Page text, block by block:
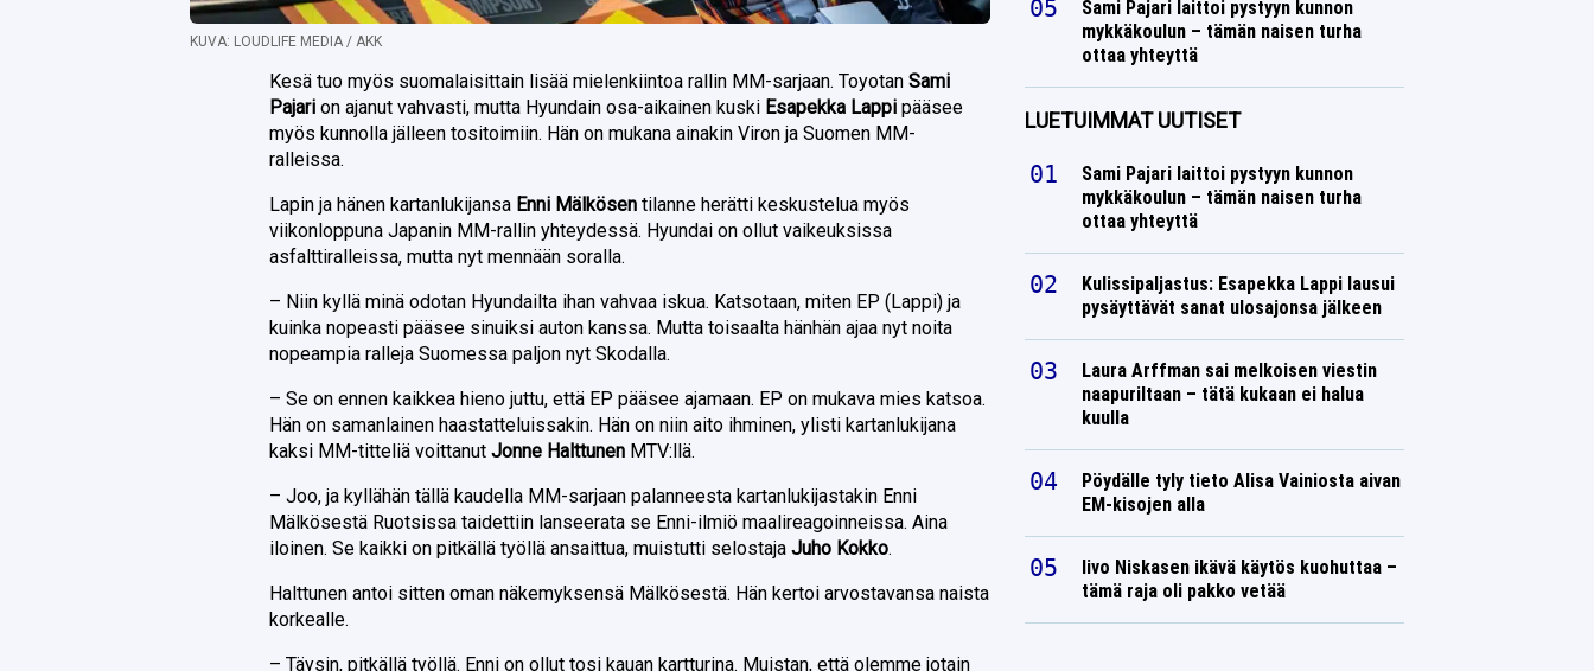
KUVA: LOUDLIFE MEDIA / AKK
Kesä tuo myös suomalaisittain lisää mielenkiintoa rallin MM-sarjaan. ToyotanSami
Pajari on ajanut vahvasti, mutta Hyundain osa-aikainen kuski Esapekka Lappi pääsee
myös kunnolla jälleen tositoimiin. Hän on mukana ainakin Viron ja Suomen MM-
ralleissa.
Lapin ja hänen kartanlukijansa Enni Mälkösen tilanne herätti keskustelua myös
viikonloppuna Japanin MM-rallin yhteydessä. Hyundai on ollut vaikeuksissa
asfalttiralleissa, mutta nyt mennään soralla.
– Niin kyllä minä odotan Hyundailta ihan vahvaa iskua. Katsotaan, miten EP (Lappi) ja
kuinka nopeasti pääsee sinuiksi auton kanssa. Mutta toisaalta hänhän ajaa nyt noita
nopeampia ralleja Suomessa paljon nyt Skodalla.
– Se on ennen kaikkea hieno juttu, että EP pääsee ajamaan. EP on mukava mies katsoa.
Hän on samanlainen haastatteluissakin. Hän on niin aito ihminen, ylisti kartanlukijana
kaksi MM-titteliä voittanutJonne Halttunen MTV:llä.
– Joo, ja kyllähän tällä kaudella MM-sarjaan palanneesta kartanlukijastakin Enni
Mälkösestä Ruotsissa taidettiin lanseerata se Enni-ilmiö maalireagoinneissa. Aina
iloinen. Se kaikki on pitkällä työllä ansaittua, muistutti selostajaJuho Kokko.
Halttunen antoi sitten oman näkemyksensä Mälkösestä. Hän kertoi arvostavansa naista
korkealle.
– Täysin, pitkällä työllä. Enni on ollut tosi kauan kartturina. Muistan, että olemme jotain
Sami Pajari laittoi pystyyn kunnon
mykkäkoulun – tämän naisen turha
ottaa yhteyttä
LUETUIMMAT UUTISET
Sami Pajari laittoi pystyyn kunnon
mykkäkoulun – tämän naisen turha
ottaa yhteyttä
Kulissipaljastus: Esapekka Lappi lausui
pysäyttävät sanat ulosajonsa jälkeen
Laura Arffman sai melkoisen viestin
naapuriltaan – tätä kukaan ei halua
kuulla
Pöydälle tyly tieto Alisa Vainiosta aivan
EM-kisojen alla
Iivo Niskasen ikävä käytös kuohuttaa –
tämä raja oli pakko vetää